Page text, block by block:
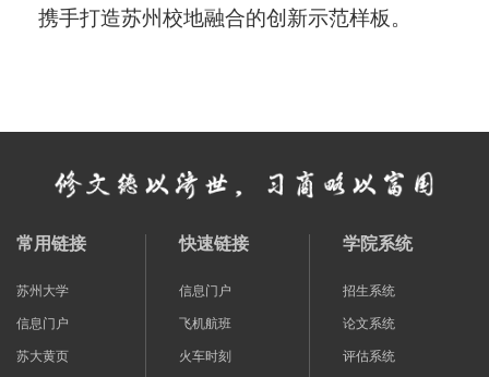
携手打造苏州校地融合的创新示范样板。
常用链接
苏州大学
信息门户
苏大黄页
快速链接
信息门户
飞机航班
火车时刻
学院系统
招生系统
论文系统
评估系统